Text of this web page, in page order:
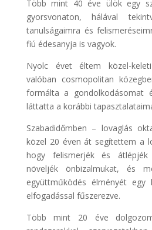
Több mint 40 éve ülök egy
gyorsvonaton, hálával
tanulságaimra és
fiú édesanyja is vagyok.
Nyolc évet éltem közel-
valóban cosmopolitan
formálta a gondolkodásomat
láttatta a korábbi
Szabadidőmben – lovaglás
közel 20 éven át segítettem a
hogy felismerjék és
növeljék önbizalmukat, és
együttműködés élményét egy
elfogadással fűszerezve.
Több mint 20 éve